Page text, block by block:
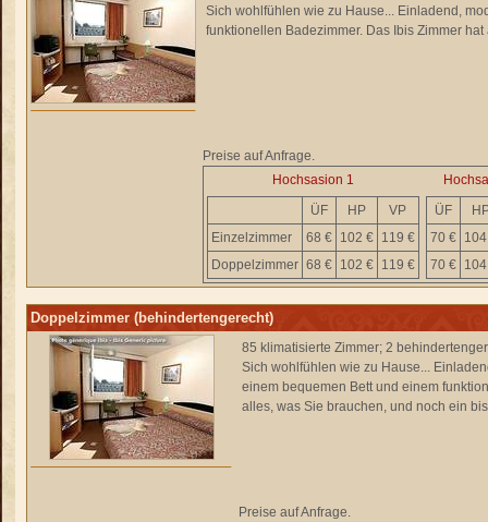
Sich wohlfühlen wie zu Hause... Einladend,
funktionellen Badezimmer. Das Ibis Zimmer
Preise auf Anfrage.
Hochsasion 1
ÜF
HP
VP
Einzelzimmer
68 € 102 € 119 €
Doppelzimmer 68 € 102 € 119 €
ÜF
70 €
70 €
Doppelzimmer (behindertengerecht)
85 klimatisierte Zimmer; 2
Sich wohlfühlen wie zu Hause...
einem bequemen Bett und einem
alles, was Sie brauchen, und noch ein
Preise auf Anfrage.